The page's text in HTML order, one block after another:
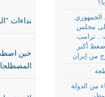
الجمهوري
مجلس
ترامب
أكبر
من إيران
من الدولة
نداءات
حين